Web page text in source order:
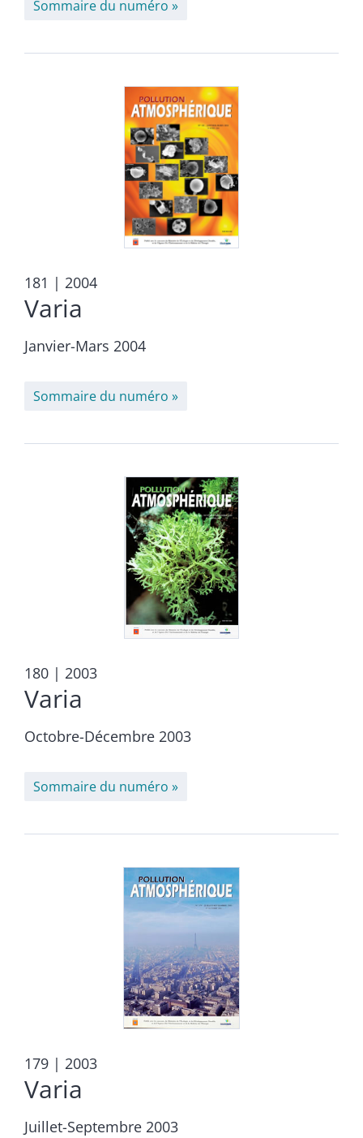
Sommaire du numéro
181 | 2004
Varia
Janvier-Mars 2004
Sommaire du numéro
180 | 2003
Varia
Octobre-Décembre 2003
Sommaire du numéro
179 | 2003
Varia
Juillet-Septembre 2003